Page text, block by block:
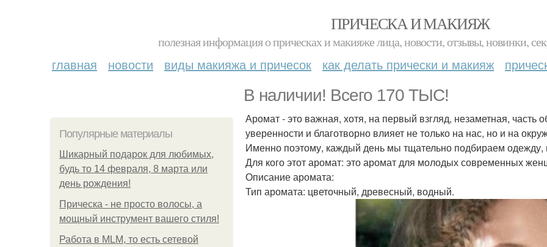
ПРИЧЕСКА И МАКИЯЖ
полезная информация о прическах и макияже лица, новости, отзывы, новинки,
главная новости виды макияжа и причесок как делать прически и макияж
В наличии! Всего 170 ТЫС!
Популярные материалы
Шикарный подарок для любимых,
будь то 14 февраля, 8 марта или
день рождения!
Прическа - не просто волосы, а
мощный инструмент вашего стиля!
Работа в MLM, то есть сетевой
Аромат - это важная, хотя, на первый взгляд, незаметная, часть
уверенности и благотворно влияет не только на нас, но и на
Именно поэтому, каждый день мы тщательно подбираем одежду,
Для кого этот аромат: это аромат для молодых современных
Описание аромата:
Тип аромата: цветочный, древесный, водный.